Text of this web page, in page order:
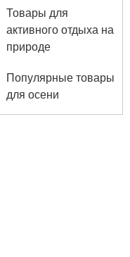
Товары для
активного отдыха на
природе
Популярные товары
для осени